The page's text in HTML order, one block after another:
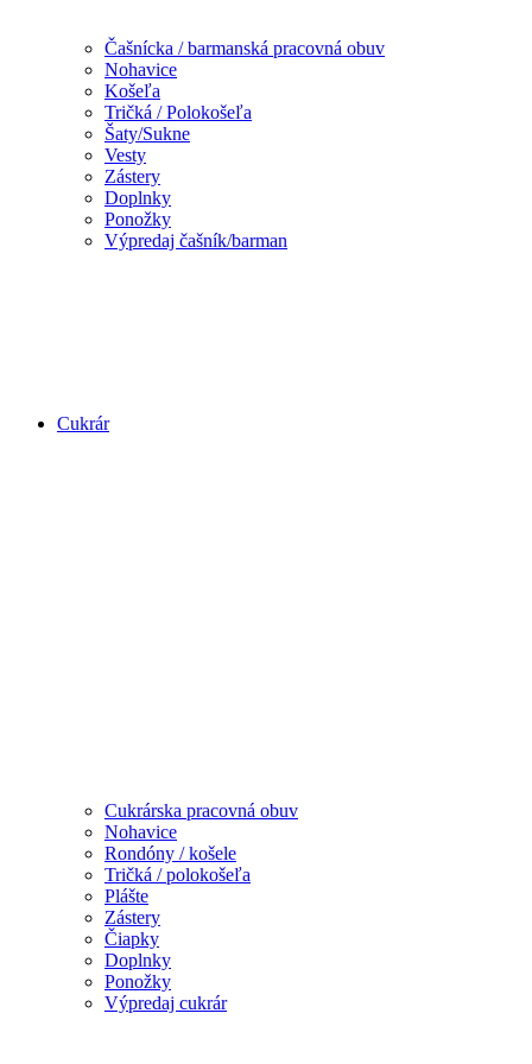
Čašnícka / barmanská pracovná obuv
Nohavice
Košeľa
Tričká / Polokošeľa
Šaty/Sukne
Vesty
Zástery
Doplnky
Ponožky
Výpredaj čašník/barman
Cukrár
Cukrárska pracovná obuv
Nohavice
Rondóny / košele
Tričká / polokošeľa
Plášte
Zástery
Čiapky
Doplnky
Ponožky
Výpredaj cukrár